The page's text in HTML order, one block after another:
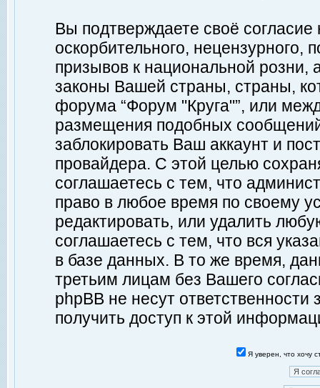
Вы подтверждаете своё
оскорбительного, нецензурного,
призывов к национальной
законы Вашей страны, страны,
форума “Форум "Круга"”, или
размещения подобных
заблокировать Ваш аккаунт и
провайдера. С этой целью
соглашаетесь с тем, что
право в любое время по своему
редактировать, или удалить
соглашаетесь с тем, что вся
в базе данных. В то же время,
третьим лицам без Вашего
phpBB не несут ответственности
получить доступ к этой
Я уверен, что хочу